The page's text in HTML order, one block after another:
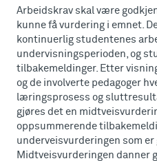
Arbeidskrav skal være
kunne få vurdering i emnet.
kontinuerlig studentenes
undervisningsperioden, og
tilbakemeldinger. Etter
og de involverte pedagoger
læringsprosess og
gjøres det en
oppsummerende
underveisvurderingen som
Midtveisvurderingen danner